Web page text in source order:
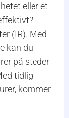
eller et
(IR). Med
kan du
på steder
tidlig
kommer